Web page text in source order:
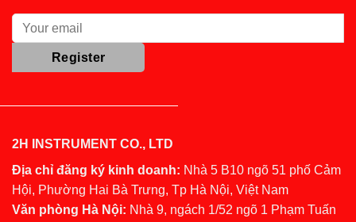
2H INSTRUMENT CO., LTD
Địa chỉ đăng ký kinh doanh: Nhà 5 B10 ngõ 51 phố Cảm
Hội, Phường Hai Bà Trưng, Tp Hà Nội, Việt Nam
Văn phòng Hà Nội: Nhà 9, ngách 1/52 ngõ 1 Phạm Tuấn